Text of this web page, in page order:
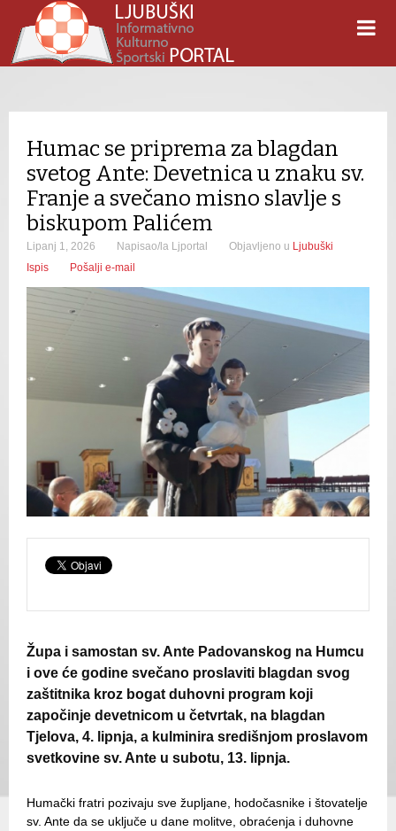
Humac se priprema za blagdan
svetog Ante: Devetnica u znaku sv.
Franje a svečano misno slavlje s
biskupom Palićem
Lipanj 1, 2026 Napisao/la Ljportal Objavljeno u Ljubuški
Ispis
Pošalji e-mail
Župa i samostan sv. Ante Padovanskog na Humcu
i ove će godine svečano proslaviti blagdan svog
zaštitnika kroz bogat duhovni program koji
započinje devetnicom u četvrtak, na blagdan
Tjelova, 4. lipnja, a kulminira središnjom proslavom
svetkovine sv. Ante u subotu, 13. lipnja.
Humački fratri pozivaju sve župljane, hodočasnike i štovatelje
sv. Ante da se uključe u dane molitve, obraćenja i duhovne